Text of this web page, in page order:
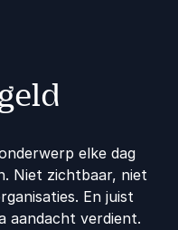
elke dag
Niet zichtbaar, niet
En juist
aandacht verdient.